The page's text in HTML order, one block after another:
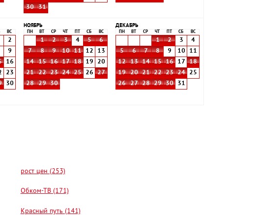
30
31
ВС
2
9
16
23
30
НОЯБРЬ
ПН ВТ СР ЧТ СБ ВС
1 2 3 4 5
6
7
8 9 10 11 12
13
14
15 16 17 18 19
20
21
22 23 24 25 26
27
28
29 30
ДЕКАБРЬ
ПН ВТ СР ЧТ СБ ВС
1 2 3
4
5
6 7 8 9 10
11
12
13 14 15 16 17
18
19
20 21 22 23 24
25
26
27 28 29 30 31
рост цен (253)
Обком-ТВ (171)
Красный путь (141)